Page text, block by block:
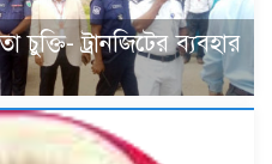
ট্রানজিটের ব্যবহার